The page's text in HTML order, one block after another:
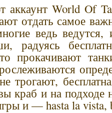
аккаунт World Of
отдать самое
ведь ведутся,
радуясь
прокачивают
трогают,
краб и на подходе
и — hasta la vista,